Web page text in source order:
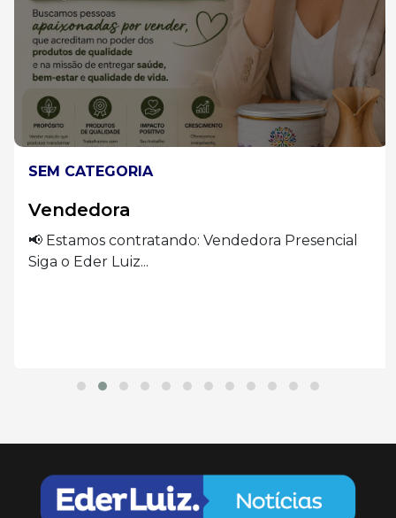
SEM CATEGORIA
Vendedora
📢 Estamos contratando: Vendedora Presencial
Siga o Eder Luiz...